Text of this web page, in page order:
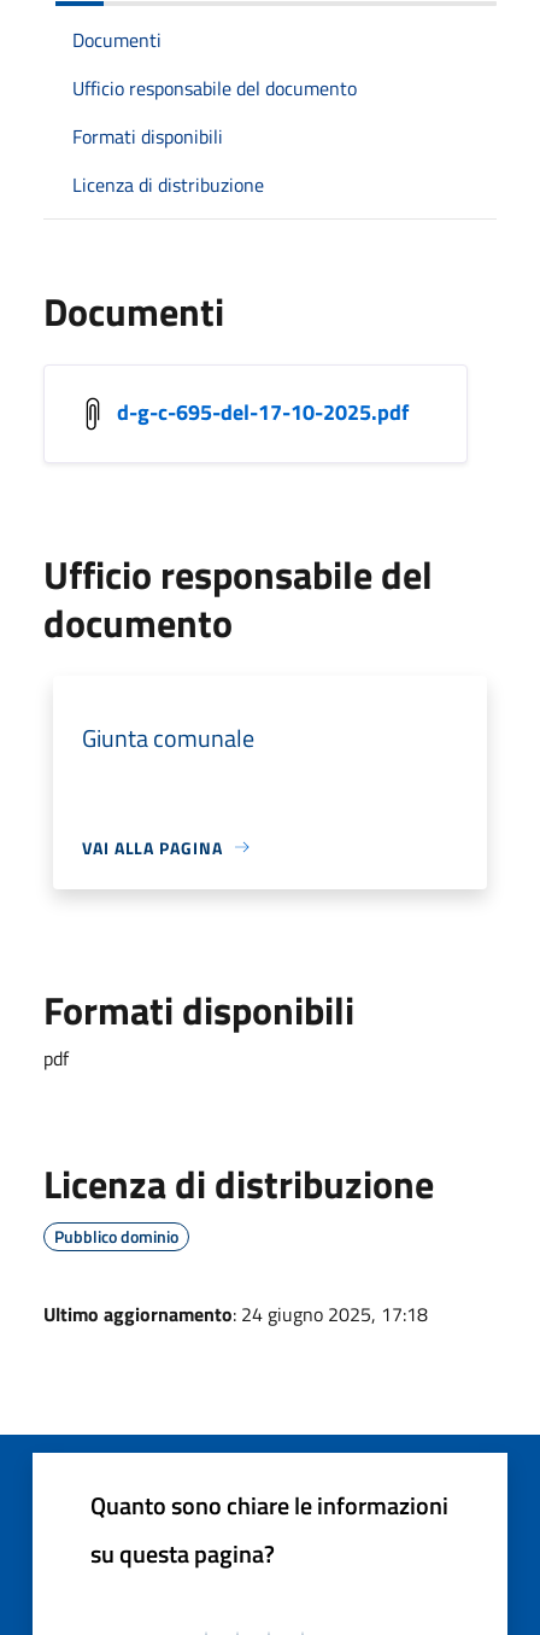
Documenti
Ufficio responsabile del documento
Formati disponibili
Licenza di distribuzione
Documenti
d-g-c-695-del-17-10-2025.pdf
Ufficio responsabile del
documento
Giunta comunale
VAI ALLA PAGINA
Formati disponibili
pdf
Licenza di distribuzione
Pubblico dominio
Ultimo aggiornamento: 24 giugno 2025, 17:18
Quanto sono chiare le informazioni
su questa pagina?